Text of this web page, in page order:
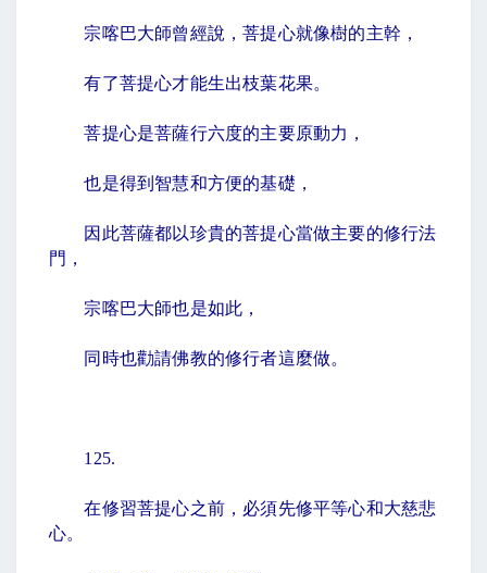
宗喀巴大師曾經說，菩提心就像樹的主幹，
有了菩提心才能生出枝葉花果。
菩提心是菩薩行六度的主要原動力，
也是得到智慧和方便的基礎，
因此菩薩都以珍貴的菩提心當做主要的修行法
門，
宗喀巴大師也是如此，
同時也勸請佛教的修行者這麼做。
125.
在修習菩提心之前，必須先修平等心和大慈悲
心。